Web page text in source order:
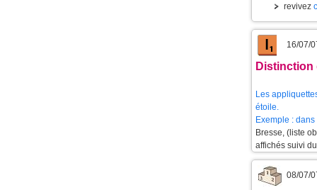
revivez
16/07/
Distinction
Les
étoile.
Exemple :
Bresse, (liste
affichés suivi
08/07/